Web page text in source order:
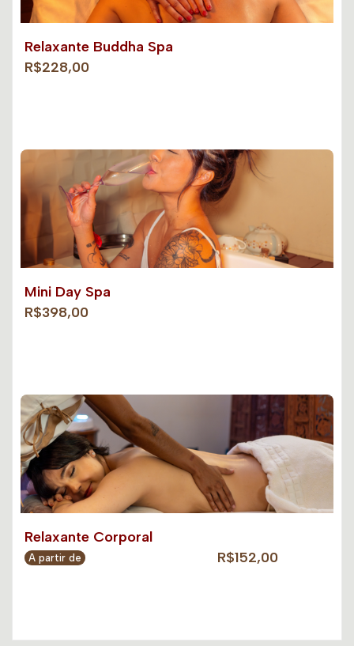
Relaxante Buddha Spa
R$228,00
Mini Day Spa
R$398,00
Relaxante Corporal
A partir de R$152,00